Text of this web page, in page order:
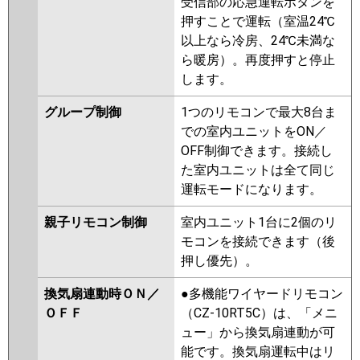
押すことで運転（室温24℃
以上なら冷房、24℃未満な
ら暖房）。再度押すと停止
します。
グループ制御
1つのリモコンで最大8台ま
での室内ユニットをON／
OFF制御できます。接続し
た室内ユニットは全て同じ
運転モードになります。
親子リモコン制御
室内ユニット1台に2個のリ
モコンを接続できます（後
押し優先）。
換気扇連動時ＯＮ／
ＯＦＦ
●多機能ワイヤードリモコン
（CZ-10RT5C）は、「メニ
ュー」から換気扇連動が可
能です。換気扇運転中はリ